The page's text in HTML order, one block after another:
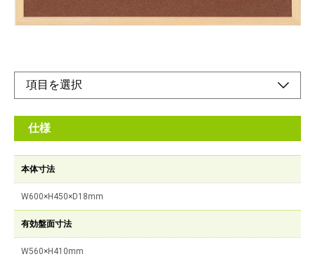
仕様
本体寸法
W600×H450×D18mm
有効盤面寸法
W560×H410mm